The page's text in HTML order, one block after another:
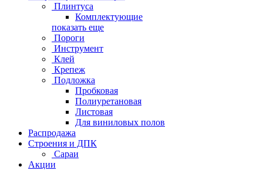
Плинтуса
Комплектующие
показать еще
Пороги
Инструмент
Клей
Крепеж
Подложка
Пробковая
Полиуретановая
Листовая
Для виниловых полов
Распродажа
Строения и ДПК
Сараи
Акции